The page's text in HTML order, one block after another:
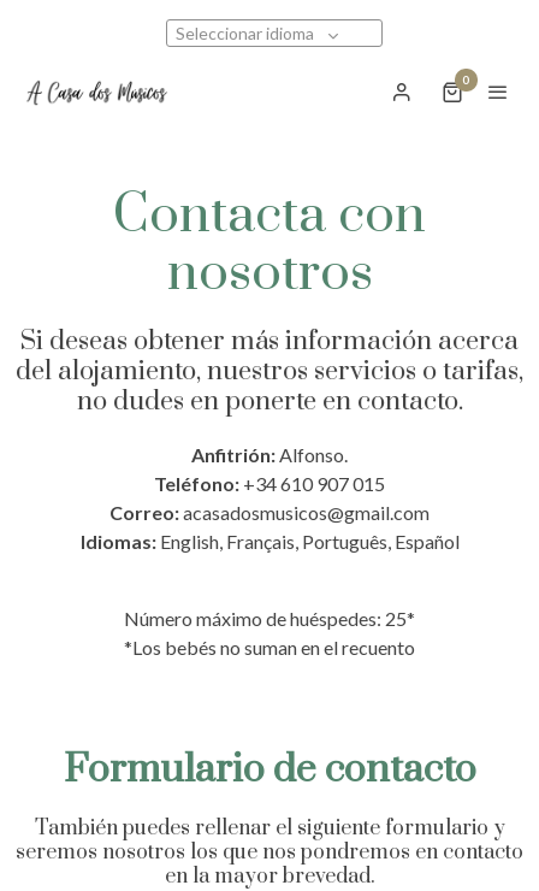
Seleccionar idioma
0
Contacta con
nosotros
Si deseas obtener más información acerca
del alojamiento, nuestros servicios o tarifas,
no dudes en ponerte en contacto.
Anfitrión: Alfonso.
Teléfono: +34 610 907 015
Correo:acasadosmusicos@gmail.com
Idiomas: English, Français, Português, Español
Número máximo de huéspedes: 25*
*Los bebés no suman en el recuento
Formulario de contacto
También puedes rellenar el siguiente formulario y
seremos nosotros los que nos pondremos en contacto
en la mayor brevedad.